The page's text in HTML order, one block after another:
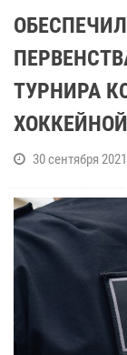
ТУРНИРА
30 сентября